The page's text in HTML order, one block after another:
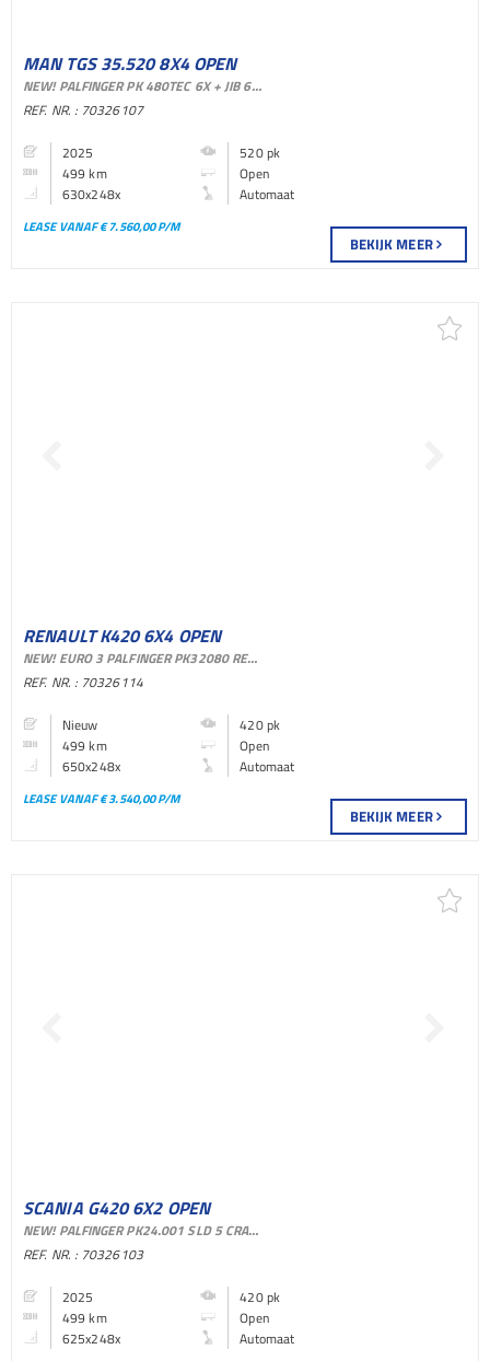
MAN TGS 35.520 8X4 OPEN
BAKWAGEN
NEW! PALFINGER PK 480TEC 6X + JIB 6X + WINCH HYDRODRIVE EURO 6
REF. NR. : 70326107
2025
520 pk
499 km
Open
630x248x
Automaat
LEASE VANAF € 7.560,00 P/M
BEKIJK MEER
RENAULT K420 6X4 OPEN
BAKWAGEN
NEW! EURO 3 PALFINGER PK32080 REMOTE 5X EXTENSIONS FULL STEEL
REF. NR. : 70326114
Nieuw
420 pk
499 km
Open
650x248x
Automaat
LEASE VANAF € 3.540,00 P/M
BEKIJK MEER
SCANIA G420 6X2 OPEN
BAKWAGEN
NEW! PALFINGER PK24.001 SLD 5 CRANE KRAN RETARDER LIFT+STEERING AXLE EURO 6
REF. NR. : 70326103
2025
420 pk
499 km
Open
625x248x
Automaat